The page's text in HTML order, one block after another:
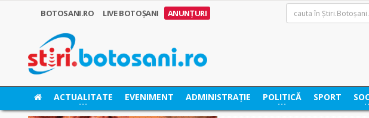
BOTOSANI.RO LIVE BOTOȘANI ANUNȚURI
ACTUALITATE EVENIMENT ADMINISTRAȚIE POLITICĂ SPORT